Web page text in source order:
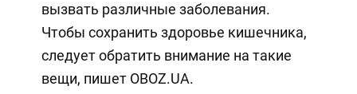
вызвать различные заболевания.
Чтобы сохранить здоровье кишечника,
следует обратить внимание на такие
вещи, пишет OBOZ.UA.